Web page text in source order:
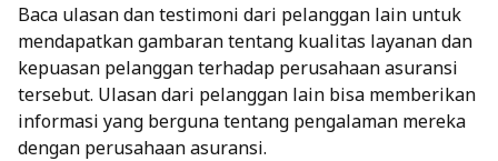
Baca ulasan dan testimoni dari pelanggan lain untuk
mendapatkan gambaran tentang kualitas layanan dan
kepuasan pelanggan terhadap perusahaan asuransi
tersebut. Ulasan dari pelanggan lain bisa memberikan
informasi yang berguna tentang pengalaman mereka
dengan perusahaan asuransi.